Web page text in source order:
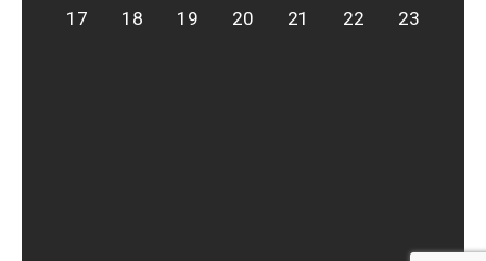
17 18 19 20 21 22 23